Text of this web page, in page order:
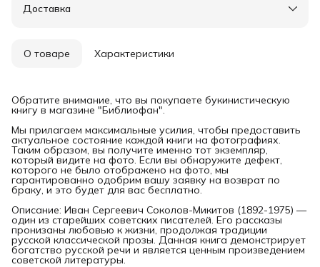
Удобный возврат
Доставка
О товаре Характеристики
Обратите внимание, что вы покупаете букинистическую
книгу в магазине "Библиофан".
Мы прилагаем максимальные усилия, чтобы предоставить
актуальное состояние каждой книги на фотографиях.
Таким образом, вы получите именно тот экземпляр,
который видите на фото. Если вы обнаружите дефект,
которого не было отображено на фото, мы
гарантированно одобрим вашу заявку на возврат по
браку, и это будет для вас бесплатно.
Описание: Иван Сергеевич Соколов-Микитов (1892-1975) —
один из старейших советских писателей. Его рассказы
пронизаны любовью к жизни, продолжая традиции
русской классической прозы. Данная книга демонстрирует
богатство русской речи и является ценным произведением
советской литературы.